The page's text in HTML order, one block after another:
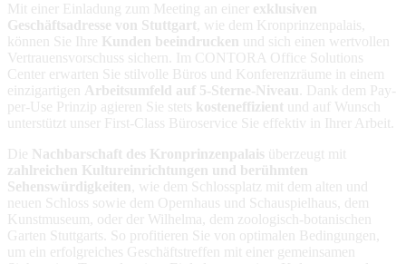
Mit einer Einladung zum Meeting an einer exklusiven
Geschäftsadresse von Stuttgart
, wie dem Kronprinzenpalais,
können Sie Ihre Kunden beeindrucken und sich einen wertvollen
Vertrauensvorschuss sichern. Im CONTORA Office Solutions
Center erwarten Sie stilvolle Büros und Konferenzräume in einem
einzigartigen
Arbeitsumfeld auf 5-Sterne-Niveau
. Dank dem Pay-
per-Use Prinzip agieren Sie stets kosteneffizient und auf Wunsch
unterstützt unser First-Class Büroservice Sie effektiv in Ihrer Arbeit.
Die Nachbarschaft des Kronprinzenpalais überzeugt mit
zahlreichen Kultureinrichtungen und berühmten
Sehenswürdigkeiten , wie dem Schlossplatz mit dem alten und
neuen Schloss sowie dem Opernhaus und Schauspielhaus, dem
Kunstmuseum, oder der Wilhelma, dem zoologisch-botanischen
Garten Stuttgarts. So profitieren Sie von optimalen Bedingungen,
um ein erfolgreiches Geschäftstreffen mit einer gemeinsamen